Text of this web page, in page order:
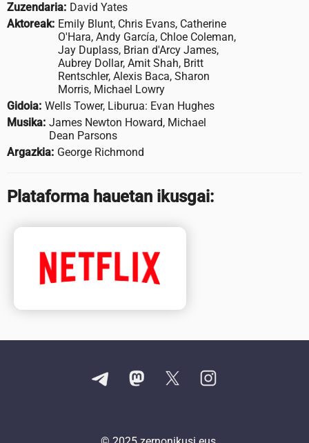
Zuzendaria: David Yates
Aktoreak: Emily Blunt, Chris Evans, Catherine
O'Hara, Andy García, Chloe Coleman,
Jay Duplass, Brian d'Arcy James,
Aubrey Dollar, Amit Shah, Britt
Rentschler, Alexis Baca, Sharon
Morris, Michael Lowry
Gidoia: Wells Tower, Liburua: Evan Hughes
Musika: James Newton Howard, Michael
Dean Parsons
Argazkia: George Richmond
Plataforma hauetan ikusgai: